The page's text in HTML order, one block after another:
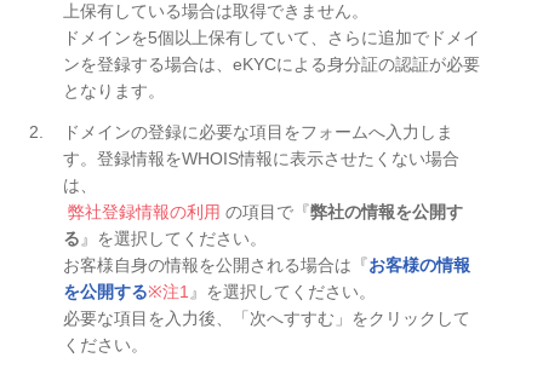
上保有している場合は取得できません。
ドメインを5個以上保有していて、さらに追加でドメイ
ンを登録する場合は、eKYCによる身分証の認証が必要
となります。
ドメインの登録に必要な項目をフォームへ入力しま
す。登録情報をWHOIS情報に表示させたくない場合
は、
弊社登録情報の利用 の項目で『弊社の情報を公開す
る 』を選択してください。
お客様自身の情報を公開される場合は『お客様の情報
を公開する※注1 』を選択してください。
必要な項目を入力後、「次へすすむ」をクリックして
ください。